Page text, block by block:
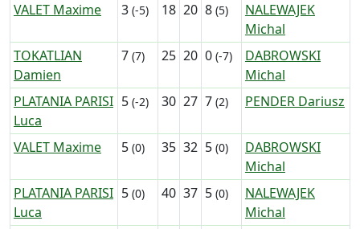
VALET Maxime
3 (-5) 18 20 8 (5)
NALEWAJEK
Michal
TOKATLIAN
Damien
7 (7) 25 20 0 (-7)
DABROWSKI
Michal
PLATANIA PARISI
Luca
5 (-2) 30 27 7 (2) PENDER Dariusz
VALET Maxime 5 (0) 35 32 5 (0)
DABROWSKI
Michal
PLATANIA PARISI
Luca
5 (0) 40 37 5 (0)
NALEWAJEK
Michal